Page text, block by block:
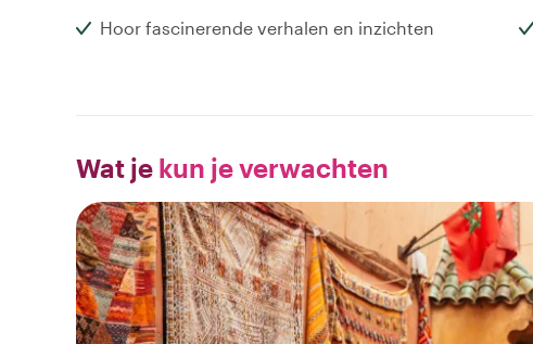
Hoor fascinerende verhalen en inzichten
Wat je kun je verwachten